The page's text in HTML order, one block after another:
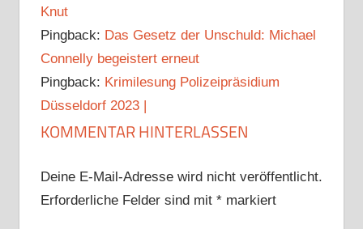
Knut
Pingback: Das Gesetz der Unschuld: Michael
Connelly begeistert erneut
Pingback: Krimilesung Polizeipräsidium
Düsseldorf 2023 |
KOMMENTAR HINTERLASSEN
Deine E-Mail-Adresse wird nicht veröffentlicht.
Erforderliche Felder sind mit *markiert